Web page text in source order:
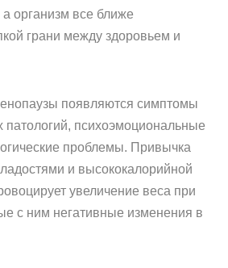
а организм все ближе
грани между здоровьем и
появляются симптомы
патологий, психоэмоциональные
проблемы. Привычка
и высококалорийной
увеличение веса при
с ним негативные изменения в